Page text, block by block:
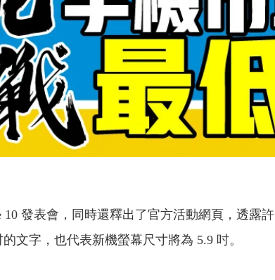
發表會，同時還釋出了官方活動網頁，透露
文字，也代表新機螢幕尺寸將為 5.9 吋。